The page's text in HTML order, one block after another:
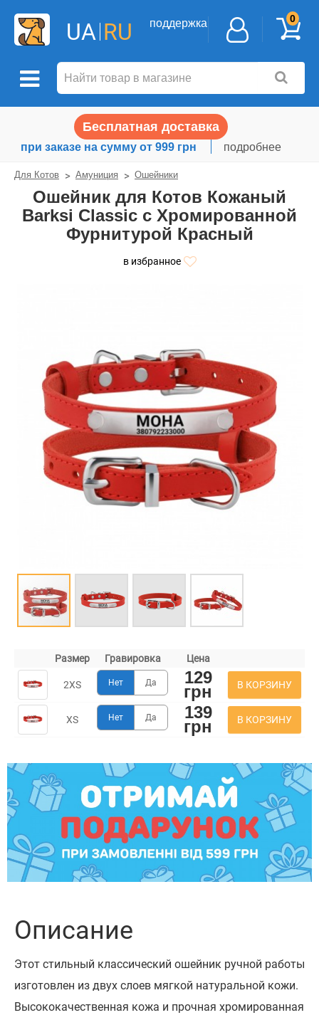
UA RU поддержка 0
Бесплатная доставка
при заказе на сумму от 999 грн подробнее
Для Котов Амуниция Ошейники
Ошейник для Котов Кожаный
Barksi Classic с Хромированной
Фурнитурой Красный
в избранное
Размер Гравировка Цена
2XS Нет Да 129
грн В КОРЗИНУ
XS Нет Да 139
грн В КОРЗИНУ
Описание
Этот стильный классический ошейник ручной работы
изготовлен из двух слоев мягкой натуральной кожи.
Высококачественная кожа и прочная хромированная